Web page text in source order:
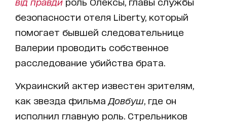
безопасности отеля Liberty, который
помогает бывшей следовательнице
Валерии проводить собственное
расследование убийства брата.
Украинский актер известен зрителям,
как звезда фильма Довбуш , где он
исполнил главную роль. Стрельников